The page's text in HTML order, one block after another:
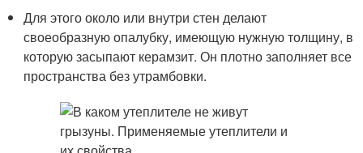
Для этого около или внутри стен делают
своеобразную опалубку, имеющую нужную толщину, в
которую засыпают керамзит. Он плотно заполняет все
пространства без утрамбовки.